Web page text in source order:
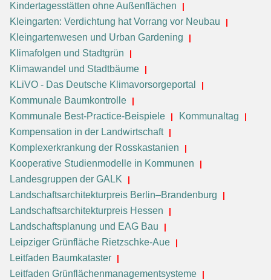
Kindertagesstätten ohne Außenflächen
Kleingarten: Verdichtung hat Vorrang vor Neubau
Kleingartenwesen und Urban Gardening
Klimafolgen und Stadtgrün
Klimawandel und Stadtbäume
KLiVO - Das Deutsche Klimavorsorgeportal
Kommunale Baumkontrolle
Kommunale Best-Practice-Beispiele
Kommunaltag
Kompensation in der Landwirtschaft
Komplexerkrankung der Rosskastanien
Kooperative Studienmodelle in Kommunen
Landesgruppen der GALK
Landschaftsarchitekturpreis Berlin–Brandenburg
Landschaftsarchitekturpreis Hessen
Landschaftsplanung und EAG Bau
Leipziger Grünfläche Rietzschke-Aue
Leitfaden Baumkataster
Leitfaden Grünflächenmanagementsysteme